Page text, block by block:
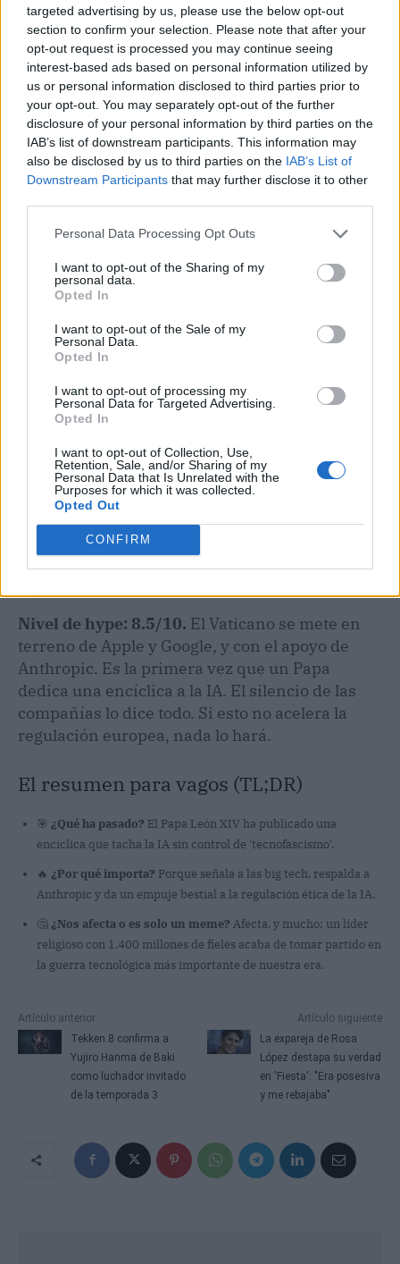
targeted advertising by us, please use the below opt-out
section to confirm your selection. Please note that after your
opt-out request is processed you may continue seeing
interest-based ads based on personal information utilized by
us or personal information disclosed to third parties prior to
your opt-out. You may separately opt-out of the further
disclosure of your personal information by third parties on the
IAB’s list of downstream participants. This information may
also be disclosed by us to third parties on the IAB’s List of
Downstream Participants that may further disclose it to other
Personal Data Processing Opt Outs
I want to opt-out of the Sharing of my
personal data.
Opted In
I want to opt-out of the Sale of my
Personal Data.
Opted In
I want to opt-out of processing my
Personal Data for Targeted Advertising.
Opted In
I want to opt-out of Collection, Use,
Retention, Sale, and/or Sharing of my
Personal Data that Is Unrelated with the
Purposes for which it was collected.
Opted Out
CONFIRM
Publicidad
Nivel de hype: 8.5/10. El Vaticano se mete en
terreno de Apple y Google, y con el apoyo de
Anthropic. Es la primera vez que un Papa
dedica una encíclica a la IA. El silencio de las
compañías lo dice todo. Si esto no acelera la
regulación europea, nada lo hará.
El resumen para vagos (TL;DR)
🎯 ¿Qué ha pasado? El Papa León XIV ha publicado una
encíclica que tacha la IA sin control de 'tecnofascismo'.
🔥 ¿Por qué importa? Porque señala a las big tech, respalda a
Anthropic y da un empuje bestial a la regulación ética de la IA.
🤔¿Nos afecta o es solo un meme? Afecta, y mucho: un líder
religioso con 1.400 millones de fieles acaba de tomar partido en
la guerra tecnológica más importante de nuestra era.
Artículo anterior
Tekken 8 confirma a
Yujiro Hanma de Baki
como luchador invitado
de la temporada 3
Artículo siguiente
La expareja de Rosa
López destapa su verdad
en 'Fiesta': "Era posesiva
y me rebajaba"